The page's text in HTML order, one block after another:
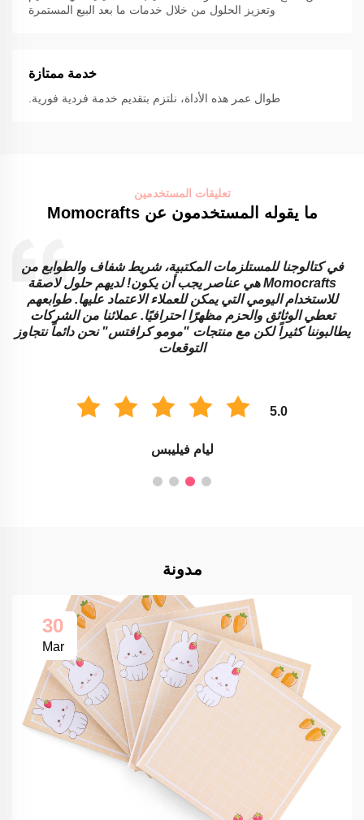
وتعزيز الحلول من خلال خدمات ما بعد البيع المستمرة
خدمة ممتازة
طوال عمر هذه الأداة، نلتزم بتقديم خدمة فردية فورية.
تعليقات المستخدمين
ما يقوله المستخدمون عن Momocrafts
في كتالوجنا للمستلزمات المكتبية، شريط شفاف والطوابع من
Momocrafts هي عناصر يجب أن يكون! لديهم حلول لاصقة
للاستخدام اليومي التي يمكن للعملاء الاعتماد عليها. طوابعهم
تعطي الوثائق والحزم مظهرًا احترافيًا. عملائنا من الشركات
يطالبوننا كثيراً لكن مع منتجات "مومو كرافتس" نحن دائماً نتجاوز
التوقعات
5.0
ليام فيليبس
مدونة
30
Mar